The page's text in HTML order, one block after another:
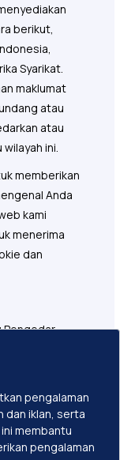
berikut,
Syarikat.
maklumat
atau
atau
ini.
memberikan
Anda
kami
menerima
dan
Pengedar
Bangunan
atas
laman
pengalaman
dan iklan, serta
membantu
pengalaman